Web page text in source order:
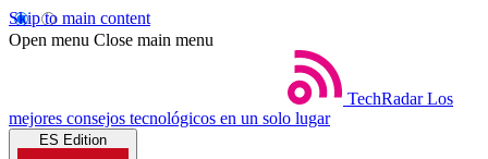
Skip to main content
Open menu Close main menu
TechRadar Los
mejores consejos tecnológicos en un solo lugar
ES Edition